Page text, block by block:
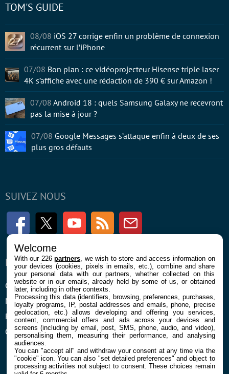
SUIVEZ-NOUS
FacebookTwitter Youtube RSS Newsletter
ENTREPRISE
Confidentialité et Cookies
Mentions légales et CGU
Préférences Cookies
Qui sommes nous
À PROPOS
Contact
TOM'S GUIDE
08/08 iOS 27 corrige enfin un problème de connexion
récurrent sur l’iPhone
07/08 Bon plan : ce vidéoprojecteur Hisense triple laser
4K s’affiche avec une rédaction de 390 € sur Amazon !
07/08 Android 18 : quels Samsung Galaxy ne recevront
pas la mise à jour ?
07/08 Google Messages s’attaque enfin à deux de ses
plus gros défauts
Welcome
With our 226partners , we wish to store and access information on
your devices (cookies, pixels in emails, etc.), combine and share
your personal data with our partners, whether collected on this
website or in our emails, already held by some of us, or obtained
later, including in other contexts.
Processing this data (identifiers, browsing, preferences, purchases,
loyalty programs, IP, postal addresses and emails, phone, precise
geolocation, etc.) allows developing and offering you services,
content, commercial offers and ads across your devices and
screens (including by email, post, SMS, phone, audio, and video),
personalising them, measuring their performance, and analysing
audiences.
You can "accept all" and withdraw your consent at any time via the
"cookie" icon. You can also "set detailed preferences" and object to
processing activities not subject to consent. These choices remain